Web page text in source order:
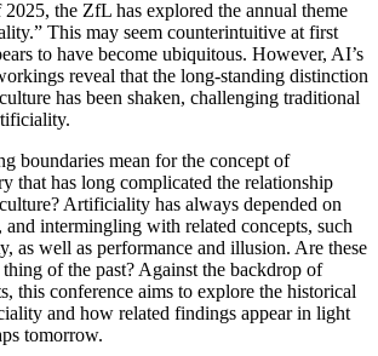
2025, the ZfL has explored the annual theme
This may seem counterintuitive at first
to have become ubiquitous. However, AI’s
reveal that the long-standing distinction
has been shaken, challenging traditional
boundaries mean for the concept of
that has long complicated the relationship
Artificiality has always depended on
and intermingling with related concepts, such
as well as performance and illusion. Are these
of the past? Against the backdrop of
this conference aims to explore the historical
and how related findings appear in light
tomorrow.